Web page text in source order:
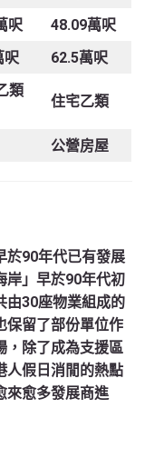
呎
48.09萬呎
呎 62.5萬呎
類
住宅乙類
公營房屋
於90年代已有發展
岸」早於90年代初
由30座物業組成的
保留了部份單位作
，除了成為支援區
人假日消閒的熱點
來愈多發展商進